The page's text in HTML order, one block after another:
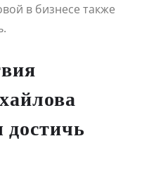
в бизнесе также